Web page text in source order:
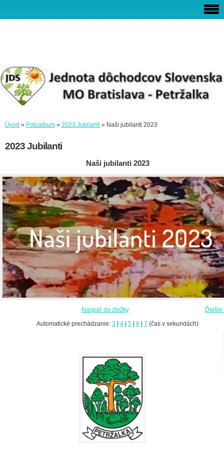
Úvod » Fotoalbum » 2023 Jubilanti » Naši jubilanti 2023
2023 Jubilanti
Naši jubilanti 2023
Naspäť do zložky
Automatické prechádzanie: 3 4 5 6 7 (čas v sekundách)